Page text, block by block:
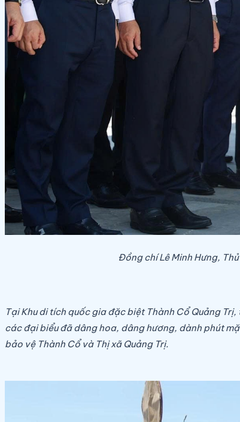
Đồng chí Lê Minh Hưng,
Tại Khu di tích quốc gia đặc biệt Thành Cổ Quảng
các đại biểu đã dâng hoa, dâng hương, dành phút
bảo vệ Thành Cổ và Thị xã Quảng Trị.